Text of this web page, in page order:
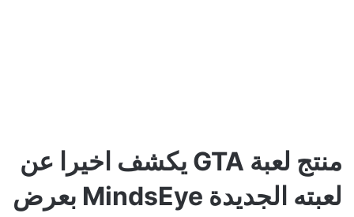
منتج لعبة GTA يكشف اخيرا عن
لعبته الجديدة MindsEye بعرض